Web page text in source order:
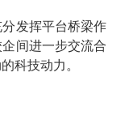
发挥平台桥梁作
间进一步交流合
科技动力。